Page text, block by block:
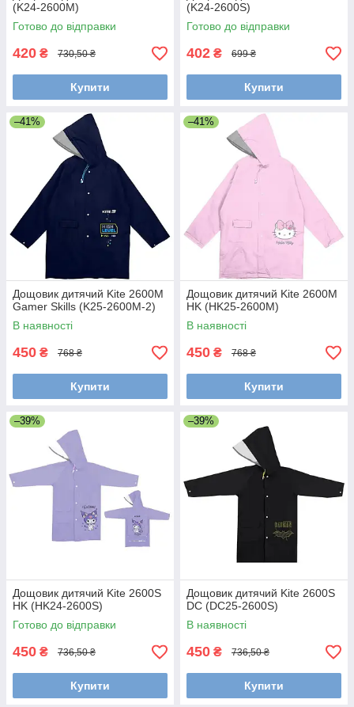
(K24-2600M)
Готово до відправки
420 ₴ 730,50 ₴
Купити
(K24-2600S)
Готово до відправки
402 ₴ 699 ₴
Купити
–41%
Дощовик дитячий Kite 2600M
Gamer Skills (K25-2600M-2)
В наявності
450 ₴ 768 ₴
Купити
–41%
Дощовик дитячий Kite 2600M
HK (HK25-2600M)
В наявності
450 ₴ 768 ₴
Купити
–39%
Дощовик дитячий Kite 2600S
HK (HK24-2600S)
Готово до відправки
450 ₴ 736,50 ₴
Купити
–39%
Дощовик дитячий Kite 2600S
DC (DC25-2600S)
В наявності
450 ₴ 736,50 ₴
Купити